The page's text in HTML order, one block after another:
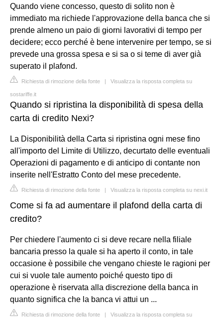
Quando viene concesso, questo di solito non è
immediato ma richiede l'approvazione della banca che si
prende almeno un paio di giorni lavorativi di tempo per
decidere; ecco perché è bene intervenire per tempo, se si
prevede una grossa spesa e si sa o si teme di aver già
superato il plafond.
Richiesta di rimozione della fonte | Visualizza la risposta completa su
sostariffe.it
Quando si ripristina la disponibilità di spesa della
carta di credito Nexi?
La Disponibilità della Carta si ripristina ogni mese fino
all'importo del Limite di Utilizzo, decurtato delle eventuali
Operazioni di pagamento e di anticipo di contante non
inserite nell'Estratto Conto del mese precedente.
Richiesta di rimozione della fonte | Visualizza la risposta completa su nexi.it
Come si fa ad aumentare il plafond della carta di
credito?
Per chiedere l'aumento ci si deve recare nella filiale
bancaria presso la quale si ha aperto il conto, in tale
occasione è possibile che vengano chieste le ragioni per
cui si vuole tale aumento poiché questo tipo di
operazione è riservata alla discrezione della banca in
quanto significa che la banca vi attui un ...
Richiesta di rimozione della fonte | Visualizza la risposta completa su